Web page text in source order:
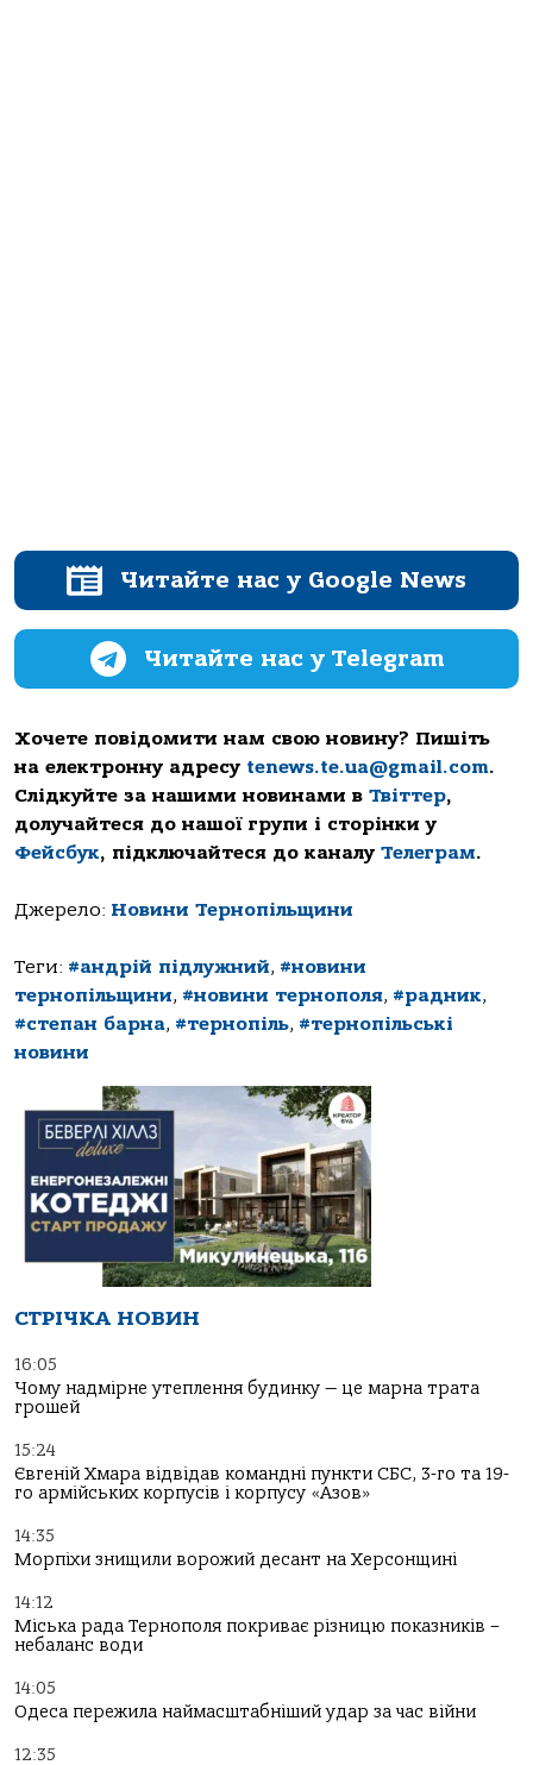
Читайте нас у Google News
Читайте нас у Telegram
Хочете повідомити нам свою новину? Пишіть
на електронну адресу tenews.te.ua@gmail.com.
Слідкуйте за нашими новинами в Твіттер,
долучайтеся до нашої групи і сторінки у
Фейсбук, підключайтеся до каналу Телеграм.
Джерело: Новини Тернопільщини
Теги: #андрій підлужний, #новини
тернопільщини, #новини тернополя, #радник,
#степан барна, #тернопіль, #тернопільські
новини
СТРІЧКА НОВИН
16:05
Чому надмірне утеплення будинку — це марна трата
грошей
15:24
Євгеній Хмара відвідав командні пункти СБС, 3-го та 19-
го армійських корпусів і корпусу «Азов»
14:35
Морпіхи знищили ворожий десант на Херсонщині
14:12
Міська рада Тернополя покриває різницю показників –
небаланс води
14:05
Одеса пережила наймасштабніший удар за час війни
12:35